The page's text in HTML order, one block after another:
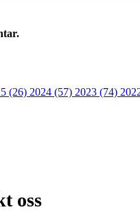
(26) 2024 (57) 2023 (74)
oss